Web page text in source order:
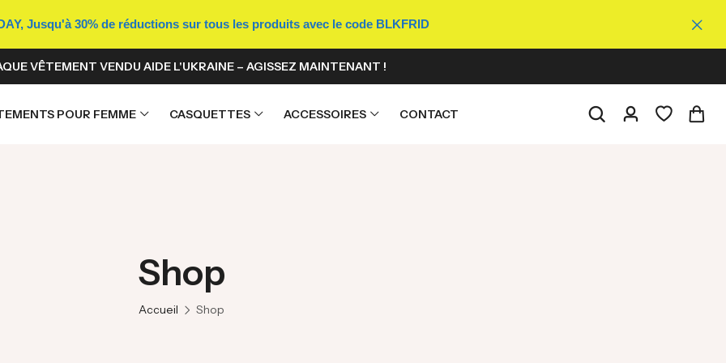
Jusqu'à 30% de réductions sur tous les produits avec le code BLKFRID
VÊTEMENT VENDU AIDE L'UKRAINE – AGISSEZ MAINTENANT !
POUR FEMME CASQUETTES ACCESSOIRES CONTACT
Shop
Accueil Shop